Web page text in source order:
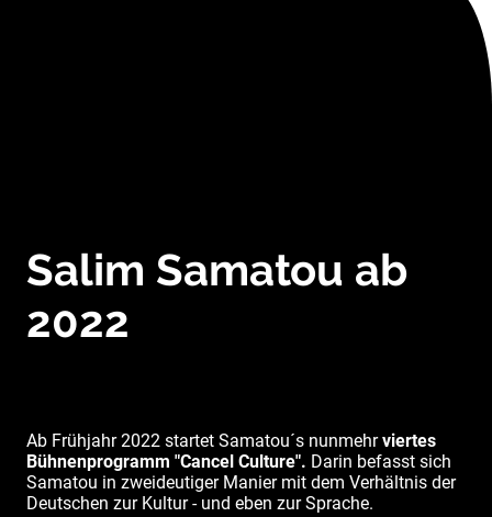
Salim Samatou ab
2022
Ab Frühjahr 2022 startet Samatou´s nunmehrviertes
Bühnenprogramm "Cancel Culture". Darin befasst sich
Samatou in zweideutiger Manier mit dem Verhältnis der
Deutschen zur Kultur - und eben zur Sprache.